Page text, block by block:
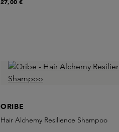
ORIBE
Hair Alchemy Resilience Shampoo